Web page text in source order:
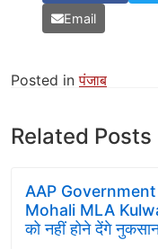
Email
Posted inपंजाब
Related Posts
AAP
Mohali MLA
को नहीं होने देंगे